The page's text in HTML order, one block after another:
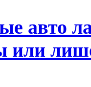
авто
или